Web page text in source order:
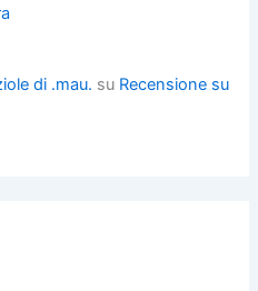
di .mau. su Recensione su